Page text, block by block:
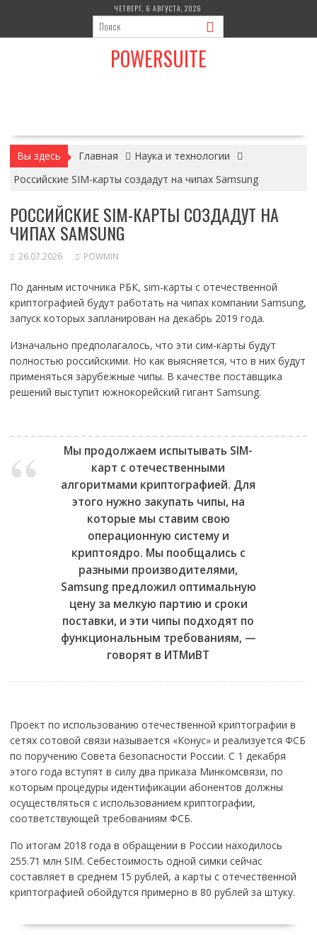
содержимому
ЧЕТВЕРГ, 6 АВГУСТА, 2026
POWERSUITE
Вы здесь Главная
Наука и технологии
Российские SIM-карты создадут на чипах Samsung
РОССИЙСКИЕ SIM-КАРТЫ СОЗДАДУТ НА
ЧИПАХ SAMSUNG
26.07.2026 POWMIN
По данным источника РБК, sim-карты с отечественной
криптографией будут работать на чипах компании Samsung,
запуск которых запланирован на декабрь 2019 года.
Изначально предполагалось, что эти сим-карты будут
полностью российскими. Но как выясняется, что в них будут
применяться зарубежные чипы. В качестве поставщика
решений выступит южнокорейский гигант Samsung.
Мы продолжаем испытывать SIM-
карт с отечественными
алгоритмами криптографией. Для
этого нужно закупать чипы, на
которые мы ставим свою
операционную систему и
криптоядро. Мы пообщались с
разными производителями,
Samsung предложил оптимальную
цену за мелкую партию и сроки
поставки, и эти чипы подходят по
функциональным требованиям, —
говорят в ИТМиВТ
Проект по использованию отечественной криптографии в
сетях сотовой связи называется «Конус» и реализуется ФСБ
по поручению Совета безопасности России. С 1 декабря
этого года вступят в силу два приказа Минкомсвязи, по
которым процедуры идентификации абонентов должны
осуществляться с использованием криптографии,
соответствующей требованиям ФСБ.
По итогам 2018 года в обращении в России находилось
255.71 млн SIM. Себестоимость одной симки сейчас
составляет в среднем 15 рублей, а карты с отечественной
криптографией обойдутся примерно в 80 рублей за штуку.